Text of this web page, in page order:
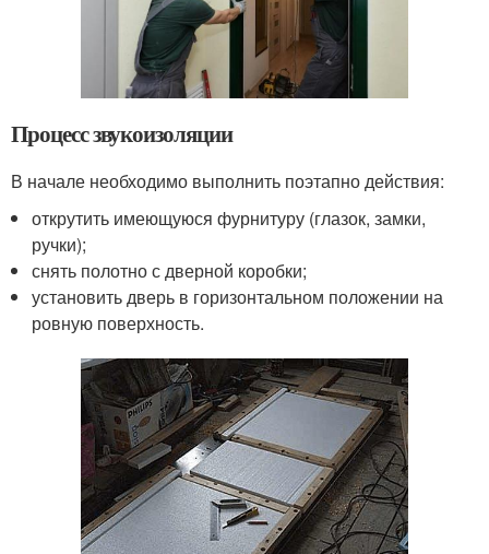
Процесс звукоизоляции
В начале необходимо выполнить поэтапно действия:
открутить имеющуюся фурнитуру (глазок, замки,
ручки);
снять полотно с дверной коробки;
установить дверь в горизонтальном положении на
ровную поверхность.